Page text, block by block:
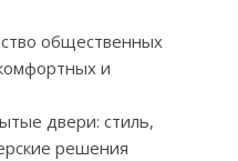
общественных
и
двери: стиль,
решения